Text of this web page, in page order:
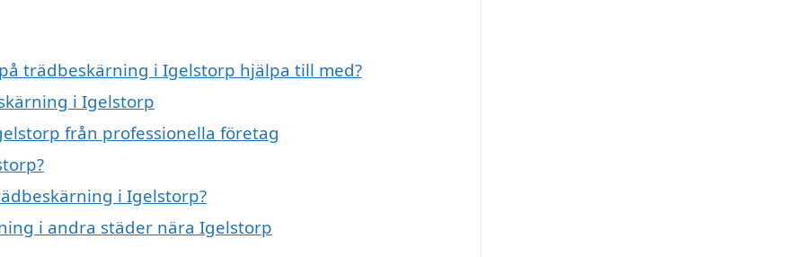
trädbeskärning i Igelstorp hjälpa till med?
i Igelstorp
från professionella företag
i Igelstorp?
i andra städer nära Igelstorp